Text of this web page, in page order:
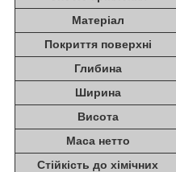
Матеріал
Покриття поверхні
Глибина
Ширина
Висота
Маса нетто
Стійкість до хімічних